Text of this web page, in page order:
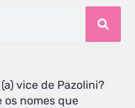
vice de Pazolini?
os nomes que